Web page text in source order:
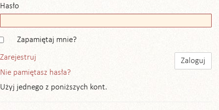
Hasło
Zapamiętaj mnie?
Zarejestruj
Nie pamiętasz hasła?
Użyj jednego z poniższych kont.